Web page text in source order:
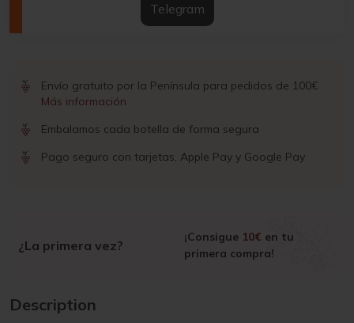
Telegram
Envío gratuito por la Península para pedidos de 100€
Más información
Embalamos cada botella de forma segura
Pago seguro con tarjetas, Apple Pay y Google Pay
¿La primera vez?
¡Consigue 10€ en tu
primera compra!
Description